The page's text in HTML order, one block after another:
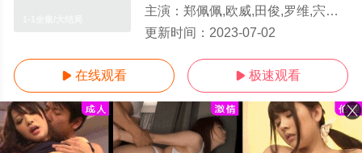
主演： 郑佩佩,欧威,田俊,罗维,宍户锭
更新时间： 2023-07-02
 在线观看  极速观看